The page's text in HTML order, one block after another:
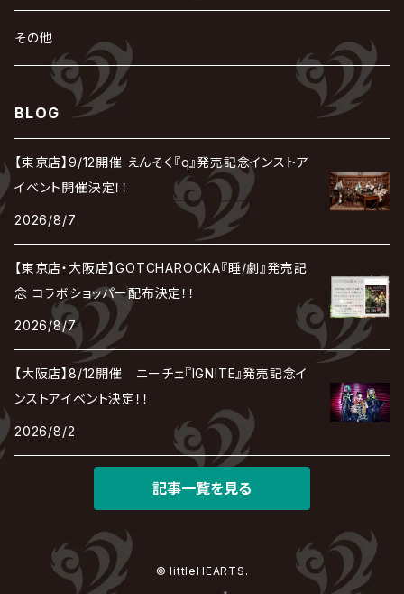
彩冷える -ayabie-
アリス九號. / ALICE NINE. / A9
アンティック-珈琲店-
umbrella
河村隆一
シド
JAKIGAN MEISTER
Chanty
Janne Da Arc
sugar
Jupiter
JILUKA
SPLENDID GOD GIRAFFE
SLAPSLY / CHIYU
DAVID / SUI / 縁
DARRELL
DIR EN GREY
DEXCORE
TAKE NO BREAK
DEZERT
deadman
DEVILOOF
DuelJewel
D'ERLANGER
花見桜こうき
薔薇の宮殿
BAROQUE
hide with Spread Beaver / hide
HIDE-ZOU
Blu-BiLLioN
BULL FIELD
BREAKERZ
BLAZE
The Benjamin
HOLLOWGRAM
MUSCLE ATTACK
マツタケワークス
摩天楼オペラ
THE MADNA
MAMA.
まみれた / MAMIRETA
MALICE MIZER
MIYAVI
MERRY / メリー
THE MORTAL
MORRIE
最上川司
Luv PARADE
LAB.THE BASEMENT / ラボ ザ ベヰスメント
Ricky
LEZARD
LIBRAVEL / リブラヴェル
Lill
Ruiza
LUNA SEA
れ
0.1gの誤算
the Raid.
REIGN
RAZOR
LSN / The LEGENDARY SIX NINE
Royz
Rorschach.inc
ロマン急行
我が為
hévn
ROCK AND READ
その他
BLOG
【東京店】9/12開催 えんそく『q』発売記念インストア
イベント開催決定！！
2026/8/7
【東京店・大阪店】GOTCHAROCKA『睡/劇』発売記
念 コラボショッパー配布決定！！
2026/8/7
【大阪店】8/12開催 ニーチェ『IGNITE』発売記念イ
ンストアイベント決定！！
2026/8/2
記事一覧を見る
© littleHEARTS.